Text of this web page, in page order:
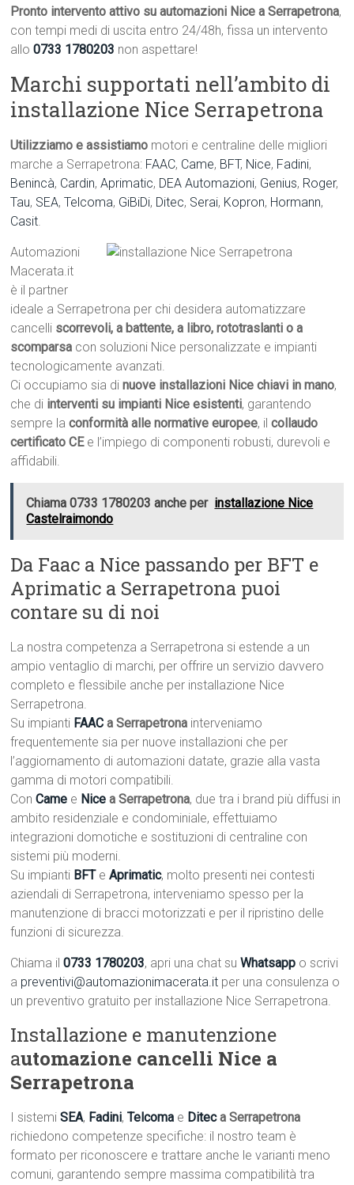
Pronto intervento attivo su automazioni Nice a Serrapetrona,
con tempi medi di uscita entro 24/48h, fissa un intervento
allo0733 1780203 non aspettare!
Marchi supportati nell’ambito di
installazione Nice Serrapetrona
Utilizziamo e assistiamo motori e centraline delle migliori
marche a Serrapetrona: FAAC, Came, BFT, Nice, Fadini,
Benincà, Cardin,Aprimatic, DEA Automazioni, Genius, Roger,
Tau, SEA,Telcoma, GiBiDi, Ditec, Serai, Kopron, Hormann,
Casit.
Automazioni
Macerata.it
è il partner
ideale a Serrapetrona per chi desidera automatizzare
cancelli scorrevoli, a battente, a libro, rototraslanti o a
scomparsa con soluzioni Nice personalizzate e impianti
tecnologicamente avanzati.
Ci occupiamo sia dinuove installazioni Nice chiavi in mano,
che di interventi su impianti Nice esistenti, garantendo
sempre laconformità alle normative europee, ilcollaudo
certificato CEe l’impiego di componenti robusti, durevoli e
affidabili.
Chiama 0733 1780203 anche per installazione Nice
Castelraimondo
Da Faac a Nice passando per BFT e
Aprimatic a Serrapetrona puoi
contare su di noi
La nostra competenza a Serrapetrona si estende a un
ampio ventaglio di marchi, per offrire un servizio davvero
completo e flessibile anche per installazione Nice
Serrapetrona.
Su impianti FAAC a Serrapetrona interveniamo
frequentemente sia per nuove installazioni che per
l’aggiornamento di automazioni datate, grazie alla vasta
gamma di motori compatibili.
ConCame e Nice a Serrapetrona, due tra i brand più diffusi in
ambito residenziale e condominiale, effettuiamo
integrazioni domotiche e sostituzioni di centraline con
sistemi più moderni.
Su impianti BFT eAprimatic, molto presenti nei contesti
aziendali di Serrapetrona, interveniamo spesso per la
manutenzione di bracci motorizzati e per il ripristino delle
funzioni di sicurezza.
Chiama il0733 1780203, apri una chat suWhatsapp o scrivi
a preventivi@automazionimacerata.it per una consulenza o
un preventivo gratuito per installazione Nice Serrapetrona.
Installazione e manutenzione
automazione cancelli Nice a
Serrapetrona
I sistemiSEA, Fadini,Telcoma e Diteca Serrapetrona
richiedono competenze specifiche: il nostro team è
formato per riconoscere e trattare anche le varianti meno
comuni, garantendo sempre massima compatibilità tra